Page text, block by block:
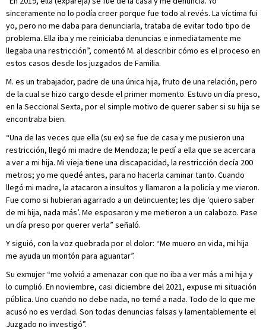
sinceramente no lo podía creer porque fue todo al revés. La víctima fui
yo, pero no me daba para denunciarla, trataba de evitar todo tipo de
problema. Ella iba y me reiniciaba denuncias e inmediatamente me
llegaba una restricción”, comentó M. al describir cómo es el proceso en
estos casos desde los juzgados de Familia.
M. es un trabajador, padre de una única hija, fruto de una relación, pero
de la cual se hizo cargo desde el primer momento. Estuvo un día preso,
en la Seccional Sexta, por el simple motivo de querer saber si su hija se
encontraba bien.
“Una de las veces que ella (su ex) se fue de casa y me pusieron una
restricción, llegó mi madre de Mendoza; le pedí a ella que se acercara
a ver a mi hija. Mi vieja tiene una discapacidad, la restricción decía 200
metros; yo me quedé antes, para no hacerla caminar tanto. Cuando
llegó mi madre, la atacaron a insultos y llamaron a la policía y me vieron.
Fue como si hubieran agarrado a un delincuente; les dije ‘quiero saber
de mi hija, nada más’. Me esposaron y me metieron a un calabozo. Pase
un día preso por querer verla” señaló.
Y siguió, con la voz quebrada por el dolor: “Me muero en vida, mi hija
me ayuda un montón para aguantar”.
Su exmujer “me volvió a amenazar con que no iba a ver más a mi hija y
lo cumplió. En noviembre, casi diciembre del 2021, expuse mi situación
pública. Uno cuando no debe nada, no temé a nada. Todo de lo que me
acusó no es verdad. Son todas denuncias falsas y lamentablemente el
Juzgado no investigó”.